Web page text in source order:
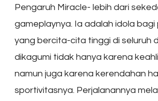
Pengaruh Miracle- lebih dari
gameplaynya. Ia adalah idola bagi
yang bercita-cita tinggi di seluruh
dikagumi tidak hanya karena
namun juga karena kerendahan
sportivitasnya. Perjalanannya